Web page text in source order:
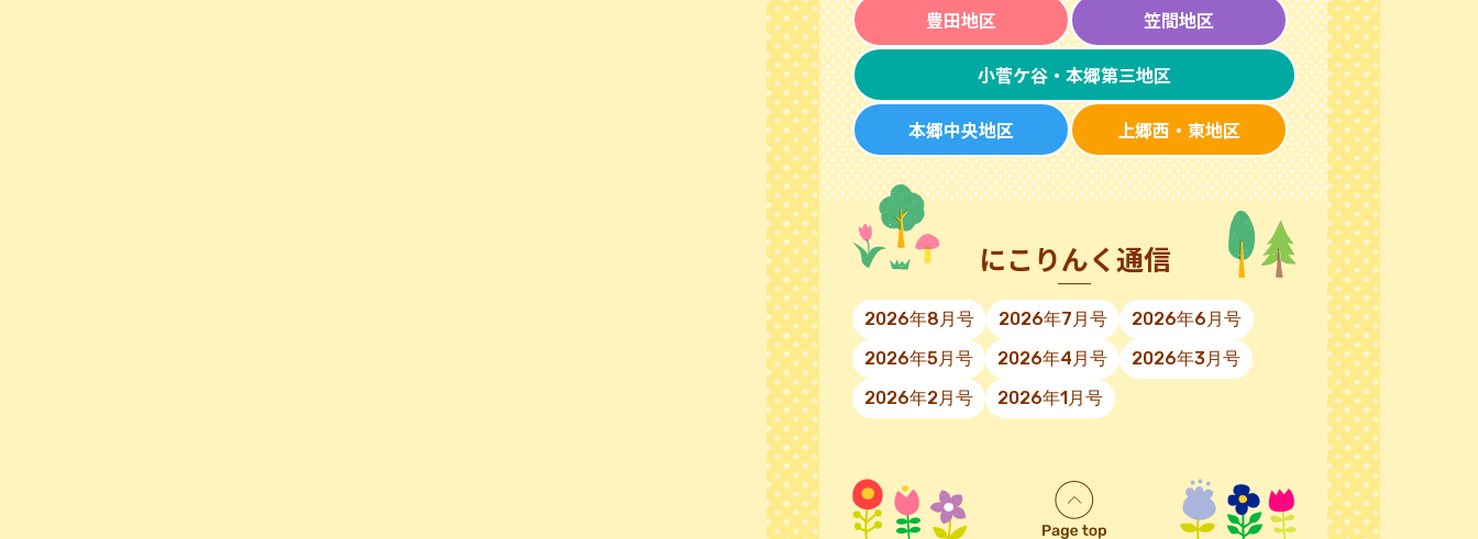
豊田地区 笠間地区
小菅ケ谷・本郷第三地区
本郷中央地区 上郷西・東地区
にこりんく通信
2026年8月号 2026年7月号
2026年6月号
2026年5月号
2026年4月号
2026年3月号
2026年2月号
2026年1月号